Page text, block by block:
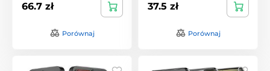
66.7 zł
Porównaj
37.5 zł
Porównaj